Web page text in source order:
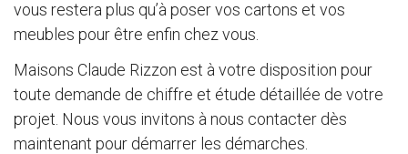
vous restera plus qu’à poser vos cartons et vos
meubles pour être enfin chez vous.
Maisons Claude Rizzon est à votre disposition pour
toute demande de chiffre et étude détaillée de votre
projet. Nous vous invitons à nous contacter dès
maintenant pour démarrer les démarches.